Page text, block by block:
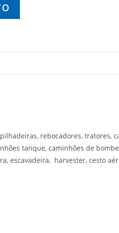
rebocadores, tratores,
tanque, caminhões de
escavadeira, harvester, cesto